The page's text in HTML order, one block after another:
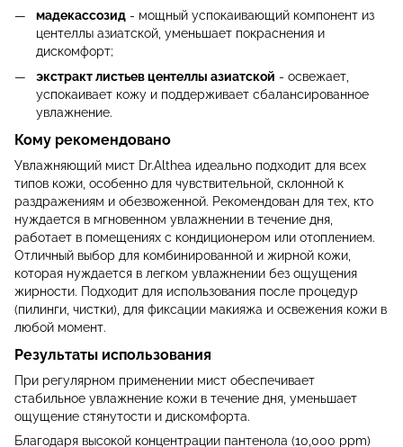
мадекассозид - мощный успокаивающий компонент из
центеллы азиатской, уменьшает покраснения и
дискомфорт;
экстракт листьев центеллы азиатской - освежает,
успокаивает кожу и поддерживает сбалансированное
увлажнение.
Кому рекомендовано
Увлажняющий мист Dr.Althea идеально подходит для всех
типов кожи, особенно для чувствительной, склонной к
раздражениям и обезвоженной. Рекомендован для тех, кто
нуждается в мгновенном увлажнении в течение дня,
работает в помещениях с кондиционером или отоплением.
Отличный выбор для комбинированной и жирной кожи,
которая нуждается в легком увлажнении без ощущения
жирности. Подходит для использования после процедур
(пилинги, чистки), для фиксации макияжа и освежения кожи в
любой момент.
Результаты использования
При регулярном применении мист обеспечивает
стабильное увлажнение кожи в течение дня, уменьшает
ощущение стянутости и дискомфорта.
Благодаря высокой концентрации пантенола (10,000 ppm)